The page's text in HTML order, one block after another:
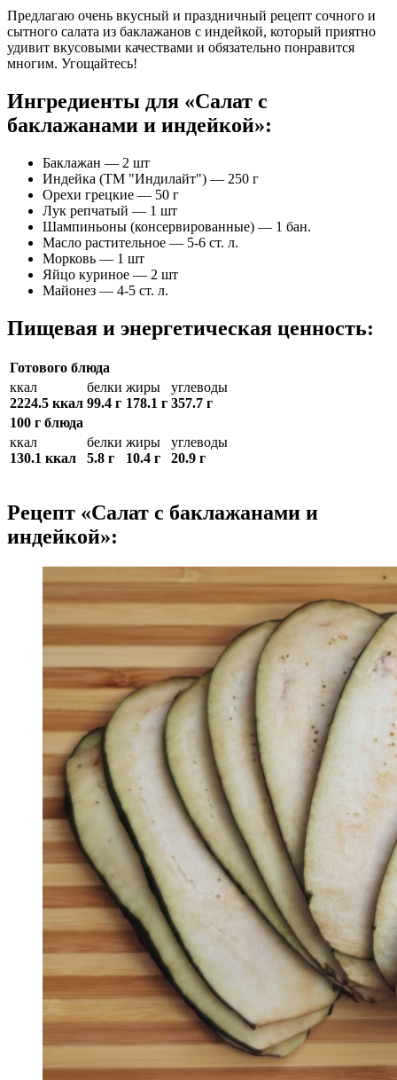
Предлагаю очень вкусный и праздничный рецепт сочного и
сытного салата из баклажанов с индейкой, который приятно
удивит вкусовыми качествами и обязательно понравится
многим. Угощайтесь!
Ингредиенты для «Салат с
баклажанами и индейкой»:
Баклажан — 2 шт
Индейка (ТМ "Индилайт") — 250 г
Орехи грецкие — 50 г
Лук репчатый — 1 шт
Шампиньоны (консервированные) — 1 бан.
Масло растительное — 5-6 ст. л.
Морковь — 1 шт
Яйцо куриное — 2 шт
Майонез — 4-5 ст. л.
Пищевая и энергетическая ценность:
Готового блюда
ккал
2224.5 ккал
белки
99.4 г
жиры
178.1 г
углеводы
357.7 г
100 г блюда
ккал
130.1 ккал
белки
5.8 г
жиры
10.4 г
углеводы
20.9 г
Рецепт «Салат с баклажанами и
индейкой»: